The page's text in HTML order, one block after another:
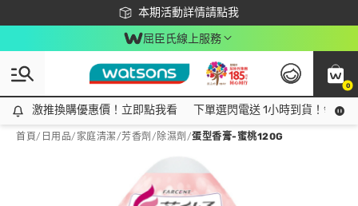
本期活動詳情請點我
下載app最高回饋$350
屈臣氏線上服務
0
激推換購優惠價！立即點我看
激推換購優惠價！立即點我看 下單選閃電送 1小時到貨！領神
首頁/ 日用品/ 家庭清潔/芳香劑/除濕劑 /蛋型香膏-蜜桃120G